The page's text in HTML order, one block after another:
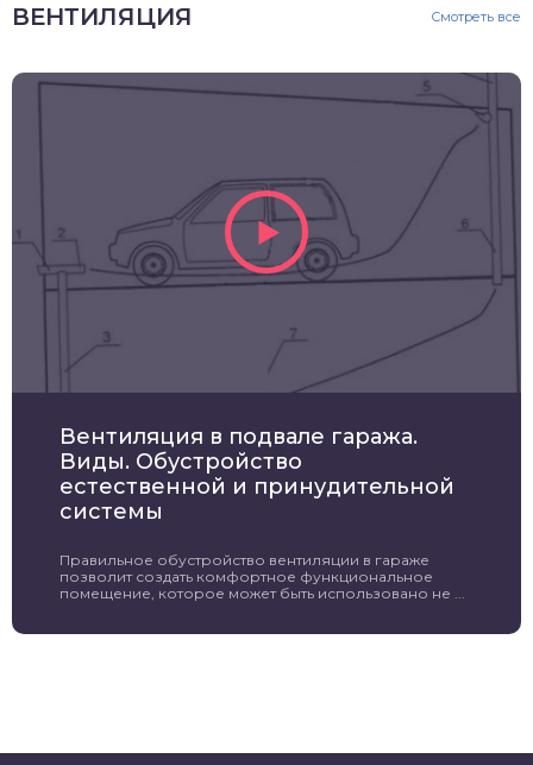
ВЕНТИЛЯЦИЯ Смотреть все
Вентиляция в подвале гаража.
Виды. Обустройство
естественной и принудительной
системы
Правильное обустройство вентиляции в гараже
позволит создать комфортное функциональное
помещение, которое может быть использовано не ...